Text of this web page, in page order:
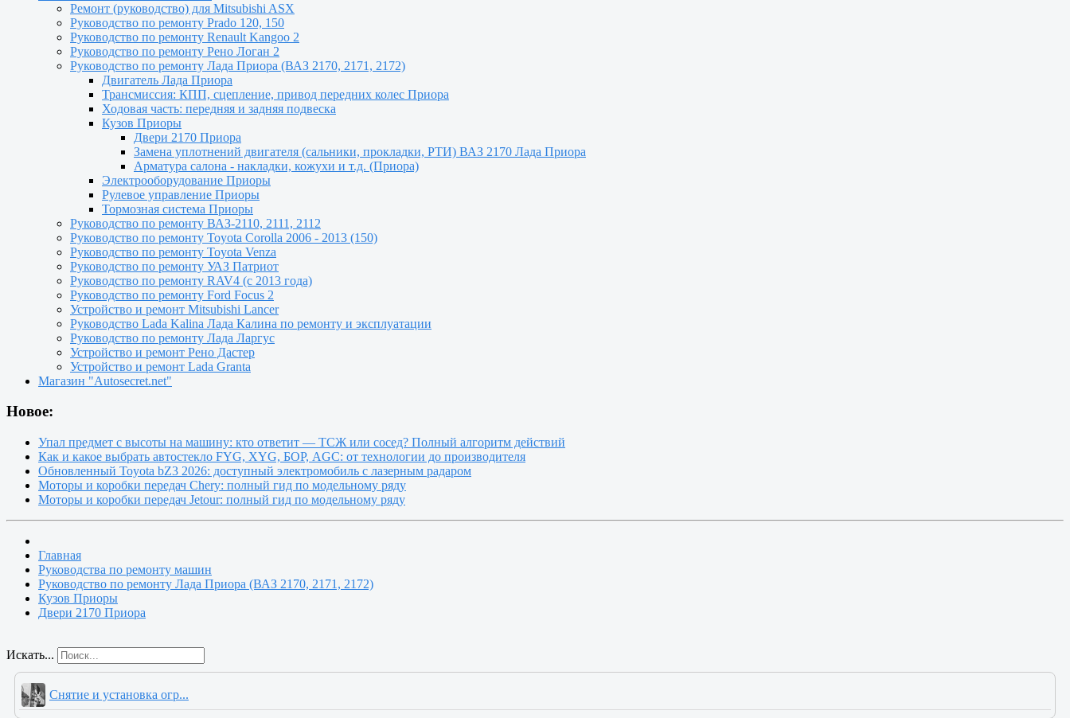
Ремонт (руководство) для Mitsubishi ASX
Руководство по ремонту Prado 120, 150
Руководство по ремонту Renault Kangoo 2
Руководство по ремонту Рено Логан 2
Руководство по ремонту Лада Приора (ВАЗ 2170, 2171, 2172)
Двигатель Лада Приора
Трансмиссия: КПП, сцепление, привод передних колес Приора
Ходовая часть: передняя и задняя подвеска
Кузов Приоры
Двери 2170 Приора
Замена уплотнений двигателя (сальники, прокладки, РТИ) ВАЗ 2170 Лада Приора
Арматура салона - накладки, кожухи и т.д. (Приора)
Электрооборудование Приоры
Рулевое управление Приоры
Тормозная система Приоры
Руководство по ремонту ВАЗ-2110, 2111, 2112
Руководство по ремонту Toyota Сorolla 2006 - 2013 (150)
Руководство по ремонту Toyota Venza
Руководство по ремонту УАЗ Патриот
Руководство по ремонту RAV4 (с 2013 года)
Руководство по ремонту Ford Focus 2
Устройство и ремонт Mitsubishi Lancer
Руководство Lada Kalina Лада Калина по ремонту и эксплуатации
Руководство по ремонту Лада Ларгус
Устройство и ремонт Рено Дастер
Устройство и ремонт Lada Granta
Магазин "Autosecret.net"
Новое:
Упал предмет с высоты на машину: кто ответит — ТСЖ или сосед? Полный алгоритм действий
Как и какое выбрать автостекло FYG, XYG, БОР, AGC: от технологии до производителя
Обновленный Toyota bZ3 2026: доступный электромобиль с лазерным радаром
Моторы и коробки передач Chery: полный гид по модельному ряду
Моторы и коробки передач Jetour: полный гид по модельному ряду
Главная
Руководства по ремонту машин
Руководство по ремонту Лада Приора (ВАЗ 2170, 2171, 2172)
Кузов Приоры
Двери 2170 Приора
Искать...
Снятие и установка огр...